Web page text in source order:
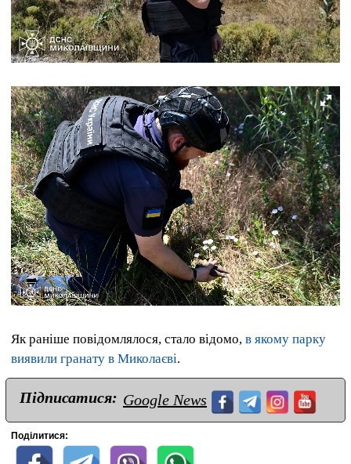
Як раніше повідомлялося, стало відомо, в якому парку
виявили гранату в Миколаєві.
Підписатися: Google News
Поділитися: